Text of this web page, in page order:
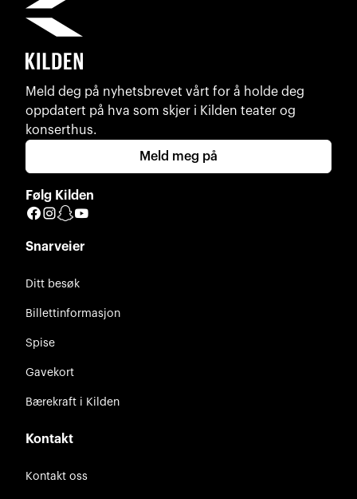
Meld deg på nyhetsbrevet vårt for å holde deg
oppdatert på hva som skjer i Kilden teater og
konserthus.
Meld meg på
Følg Kilden
Facebook
Instagram
Snapchat
Snarveier
Ditt besøk
Billettinformasjon
Spise
Gavekort
Bærekraft i Kilden
Kontakt
Kontakt oss